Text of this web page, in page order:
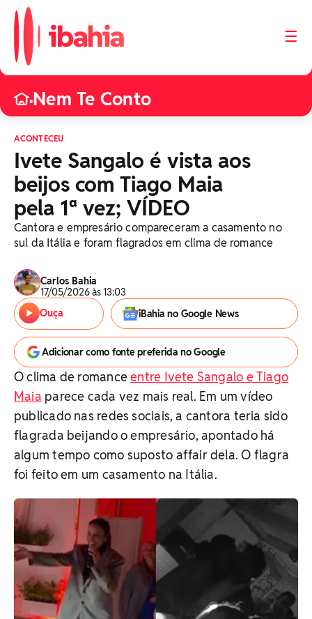
☰
•Nem Te Conto
ACONTECEU
Ivete Sangalo é vista aos
beijos com Tiago Maia
pela 1ª vez; VÍDEO
Cantora e empresário compareceram a casamento no
sul da Itália e foram flagrados em clima de romance
Carlos Bahia
17/05/2026 às 13:03
Ouça
iBahia no Google News
Adicionar como fonte preferida no Google
O clima de romanceentre Ivete Sangalo e Tiago
Maia parece cada vez mais real. Em um vídeo
publicado nas redes sociais, a cantora teria sido
flagrada beijando o empresário, apontado há
algum tempo como suposto affair dela. O flagra
foi feito em um casamento na Itália.